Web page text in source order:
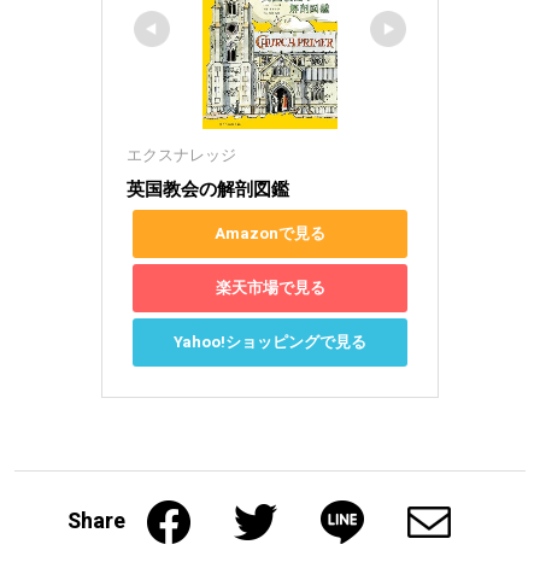
エクスナレッジ
英国教会の解剖図鑑
Amazonで見る
楽天市場で見る
Yahoo!ショッピングで見る
Share